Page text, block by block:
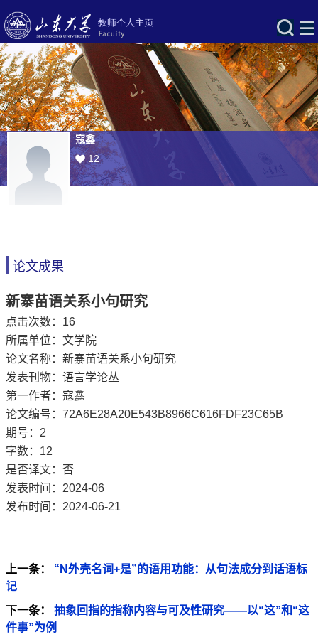
寇鑫
12
论文成果
新寨苗语关系小句研究
点击次数： 16
所属单位：文学院
论文名称：新寨苗语关系小句研究
发表刊物：语言学论丛
第一作者：寇鑫
论文编号：72A6E28A20E543B8966C616FDF23C65B
期号：2
字数：12
是否译文：否
发表时间：2024-06
发布时间：2024-06-21
上一条：
“N外壳名词+是”的语用功能：从句法成分到话语标
记
下一条：
抽象回指的指称内容与可及性研究——以“这”和“这
件事”为例